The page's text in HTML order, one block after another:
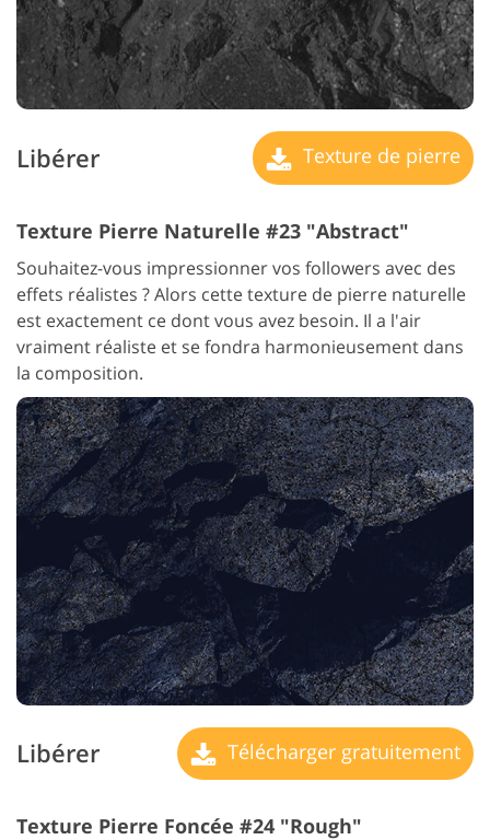
Libérer Texture de pierre
Texture Pierre Naturelle #23 "Abstract"
Souhaitez-vous impressionner vos followers avec des
effets réalistes ? Alors cette texture de pierre naturelle
est exactement ce dont vous avez besoin. Il a l'air
vraiment réaliste et se fondra harmonieusement dans
la composition.
Libérer Télécharger gratuitement
Texture Pierre Foncée #24 "Rough"